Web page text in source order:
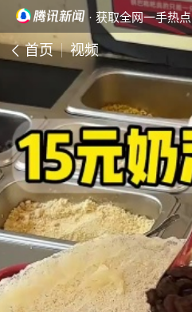
· 获取全网一手热点
首页 视频